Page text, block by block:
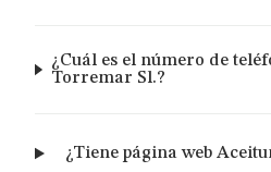
¿Cuál es el número de
Torremar Sl.?
¿Tiene página web